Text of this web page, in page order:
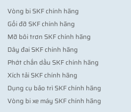
Vòng bi SKF chính hãng
Gối đỡ SKF chính hãng
Mỡ bôi trơn SKF chính hãng
Dây đai SKF chính hãng
Phớt chắn dầu SKF chính hãng
Xích tải SKF chính hãng
Dụng cụ bảo trì SKF chính hãng
Vòng bi xe máy SKF chính hãng